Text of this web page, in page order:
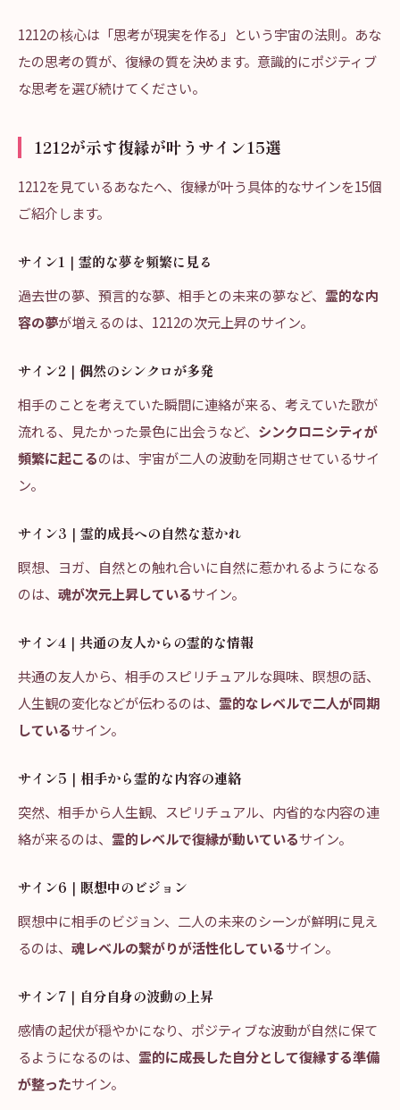
1212の核心は「思考が現実を作る」という宇宙の法則。あな
たの思考の質が、復縁の質を決めます。意識的にポジティブ
な思考を選び続けてください。
1212が示す復縁が叶うサイン15選
1212を見ているあなたへ、復縁が叶う具体的なサインを15個
ご紹介します。
サイン1｜霊的な夢を頻繁に見る
過去世の夢、預言的な夢、相手との未来の夢など、 霊的な内
容の夢が増えるのは、1212の次元上昇のサイン。
サイン2｜偶然のシンクロが多発
相手のことを考えていた瞬間に連絡が来る、考えていた歌が
流れる、見たかった景色に出会うなど、 シンクロニシティが
頻繁に起こるのは、宇宙が二人の波動を同期させているサイ
ン。
サイン3｜霊的成長への自然な惹かれ
瞑想、ヨガ、自然との触れ合いに自然に惹かれるようになる
のは、 魂が次元上昇しているサイン。
サイン4｜共通の友人からの霊的な情報
共通の友人から、相手のスピリチュアルな興味、瞑想の話、
人生観の変化などが伝わるのは、 霊的なレベルで二人が同期
しているサイン。
サイン5｜相手から霊的な内容の連絡
突然、相手から人生観、スピリチュアル、内省的な内容の連
絡が来るのは、 霊的レベルで復縁が動いているサイン。
サイン6｜瞑想中のビジョン
瞑想中に相手のビジョン、二人の未来のシーンが鮮明に見え
るのは、 魂レベルの繋がりが活性化しているサイン。
サイン7｜自分自身の波動の上昇
感情の起伏が穏やかになり、ポジティブな波動が自然に保て
るようになるのは、 霊的に成長した自分として復縁する準備
が整ったサイン。